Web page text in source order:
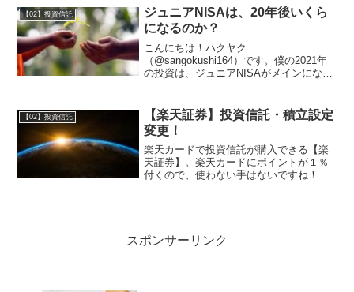
った後でも、積立NISAが使えます！詳し
く...
【02】投資信託
ジュニアNISAは、20年後いくら
になるのか？
こんにちは！ハクヤク
（@sangokushi164）です。僕の2021年
の投資は、ジュニアNISAがメインになり
をジュニアNISAに投資予定ですので、
そ...
【02】投資信託
【楽天証券】投資信託・積立設定
変更！
楽天カードで投資信託が購入できる【楽
天証券】。楽天カードにポイントが１％
付くので、使わない手はないですね！い
スポンサーリンク